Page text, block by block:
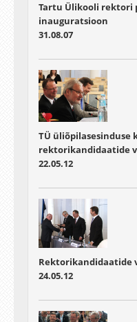
Tartu Ülikooli rektori
inauguratsioon
31.08.07
TÜ üliõpilasesinduse
rektorikandidaatide
22.05.12
Rektorikandidaatide
24.05.12